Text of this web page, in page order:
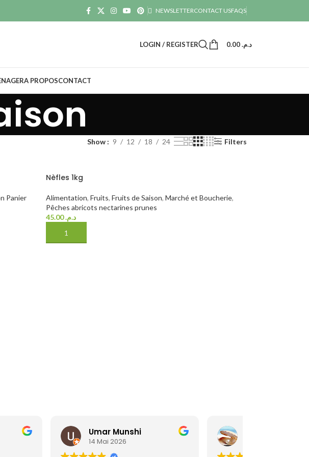
NEWSLETTERCONTACT USFAQS
LOGIN / REGISTER د.م.0.00
A PROPOSCONTACT
Show 9 12 18 24 Filters
Panier
Nèfles 1kg
Alimentation, Fruits, Fruits de Saison, Marché et Boucherie,
Pêches abricots nectarines prunes
د.م.45.00
AJOUTER AU PANIER
Umar Munshi
14 Mai 2026
white diamond
14 Mai 2026